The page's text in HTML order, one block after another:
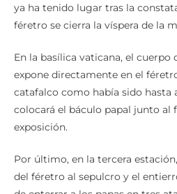
ya ha tenido lugar tras la
féretro se cierra la víspera de la
En la basílica vaticana, el cuerpo
expone directamente en el
catafalco como había sido hasta
colocará el báculo papal junto al
exposición.
Por último, en la tercera
del féretro al sepulcro y el